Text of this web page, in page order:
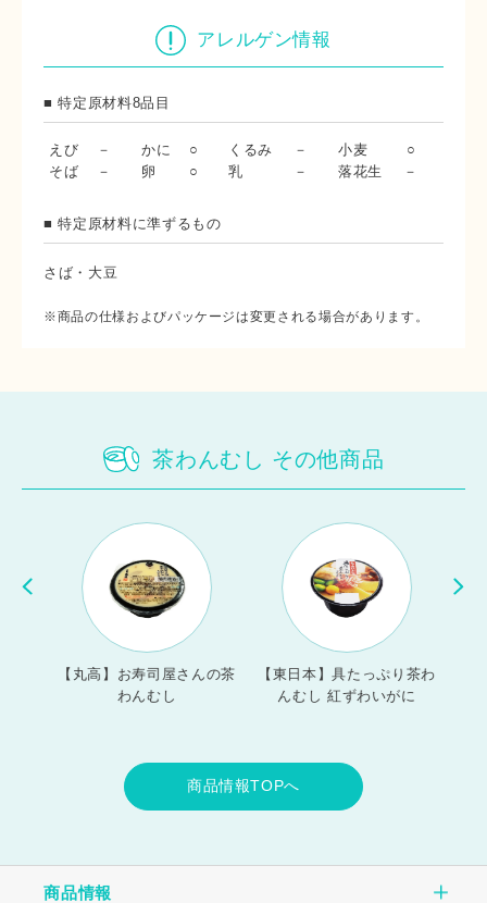
アレルゲン情報
■ 特定原材料8品目
えび － かに ○ くるみ － 小麦
○
そば
－ 卵 ○ 乳 － 落花生 －
■ 特定原材料に準ずるもの
さば・大豆
※商品の仕様およびパッケージは変更される場合があります。
茶わんむし その他商品
【丸高】お寿司屋さんの茶
わんむし
【東日本】具たっぷり茶わ
んむし 紅ずわいがに
商品情報TOPへ
商品情報